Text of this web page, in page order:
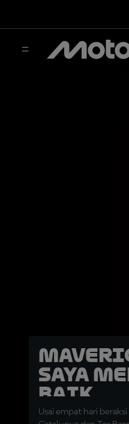
Saya
Baik
Usai empat hari